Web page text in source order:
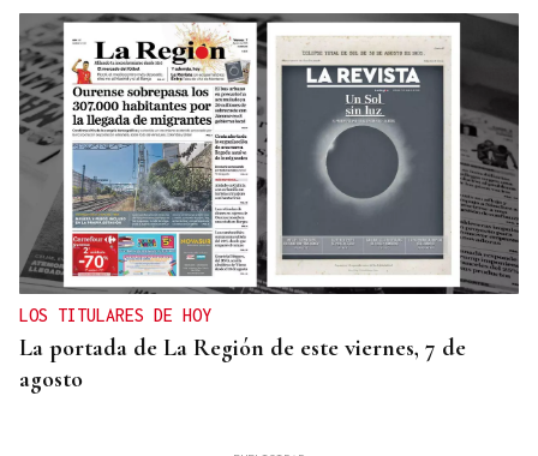
LOS TITULARES DE HOY
La portada de La Región de este viernes, 7 de
agosto